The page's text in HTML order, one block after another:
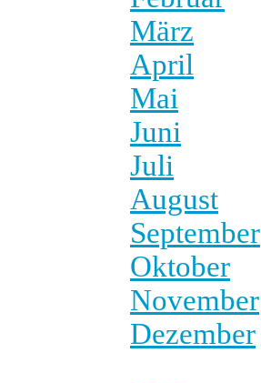
März
April
Mai
Juni
Juli
August
September
Oktober
November
Dezember